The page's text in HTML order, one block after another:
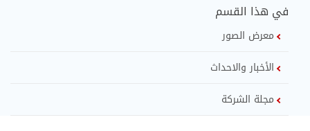
في هذا القسم
معرض الصور
الأخبار والاحداث
مجلة الشركة